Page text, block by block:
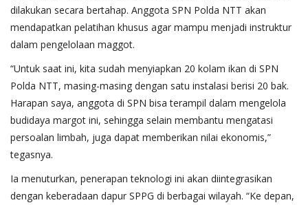
dilakukan secara bertahap. Anggota SPN Polda NTT akan
mendapatkan pelatihan khusus agar mampu menjadi instruktur
dalam pengelolaan maggot.
“Untuk saat ini, kita sudah menyiapkan 20 kolam ikan di SPN
Polda NTT, masing-masing dengan satu instalasi berisi 20 bak.
Harapan saya, anggota di SPN bisa terampil dalam mengelola
budidaya margot ini, sehingga selain membantu mengatasi
persoalan limbah, juga dapat memberikan nilai ekonomis,”
tegasnya.
Ia menuturkan, penerapan teknologi ini akan diintegrasikan
dengan keberadaan dapur SPPG di berbagai wilayah. “Ke depan,